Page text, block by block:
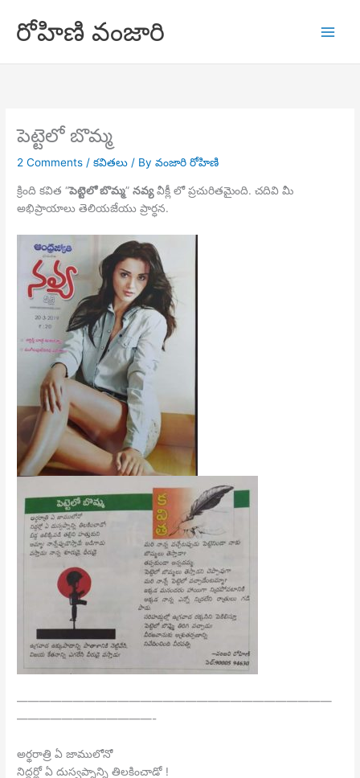
content
రోహిణి వంజారి
పెట్టెలో బొమ్మ
2 Comments /కవితలు / Byవంజారి రోహిణి
క్రింది కవిత “పెట్టెలో బొమ్మ”నవ్య వీక్లీ లో ప్రచురితమైంది. చదివి మీ
అభిప్రాయాలు తెలియజేయు ప్రార్ధన.
————————————————————————————
————————————-
అర్థరాత్రి ఏ జాములోనో
నిద్దర్లో ఏ దుస్వప్నాన్ని తిలకించాడో !